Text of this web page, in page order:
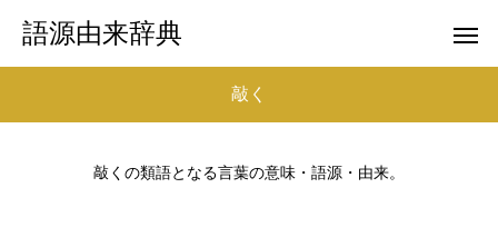
語源由来辞典
敲く
敲くの類語となる言葉の意味・語源・由来。